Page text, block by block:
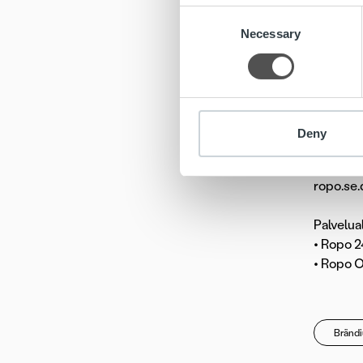
Necessary
Deny
• Ropo
•
• Ropo
• Ropo